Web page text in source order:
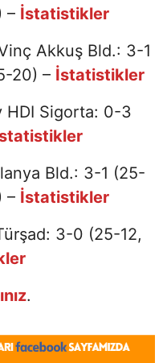
– İstatistikler
Akkuş Bld.: 3-1
20) – İstatistikler
HDI Sigorta: 0-3
Bld.: 3-1 (25-
– İstatistikler
3-0 (25-12,
.